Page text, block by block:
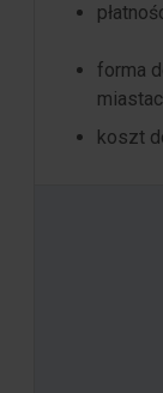
forma
koszt